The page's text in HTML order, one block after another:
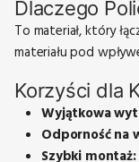
Dlaczego
To materiał, który
materiału pod
Korzyści dla
Wyjątkowa
Odporność na
Szybki montaż: